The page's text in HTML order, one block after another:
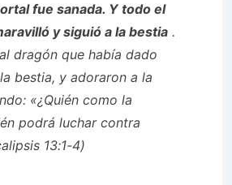
fue sanada. Y todo el
y siguió a la bestia .
dragón que había dado
bestia, y adoraron a la
«¿Quién como la
podrá luchar contra
13:1-4)